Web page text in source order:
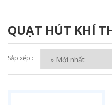
QUẠT HÚT KHÍ
Sắp xếp :